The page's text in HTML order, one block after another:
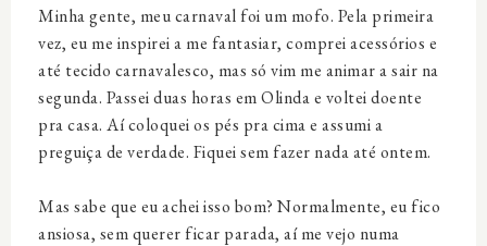
Minha gente, meu carnaval foi um mofo. Pela primeira
vez, eu me inspirei a me fantasiar, comprei acessórios e
até tecido carnavalesco, mas só vim me animar a sair na
segunda. Passei duas horas em Olinda e voltei doente
pra casa. Aí coloquei os pés pra cima e assumi a
preguiça de verdade. Fiquei sem fazer nada até ontem.
Mas sabe que eu achei isso bom? Normalmente, eu fico
ansiosa, sem querer ficar parada, aí me vejo numa